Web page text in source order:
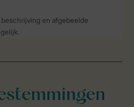
en afgebeelde